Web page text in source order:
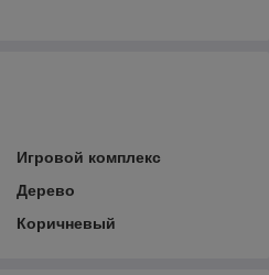
Игровой комплекс
Дерево
Коричневый